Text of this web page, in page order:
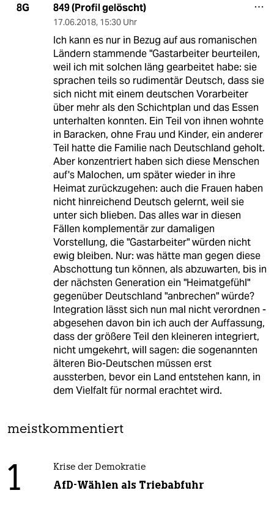
8G 849 (Profil gelöscht)
17.06.2018, 15:30 Uhr
Ich kann es nur in Bezug auf aus romanischen
Ländern stammende "Gastarbeiter beurteilen,
weil ich mit solchen läng gearbeitet habe: sie
sprachen teils so rudimentär Deutsch, dass sie
sich nicht mit einem deutschen Vorarbeiter
über mehr als den Schichtplan und das Essen
unterhalten konnten. Ein Teil von ihnen wohnte
in Baracken, ohne Frau und Kinder, ein anderer
Teil hatte die Familie nach Deutschland geholt.
Aber konzentriert haben sich diese Menschen
auf's Malochen, um später wieder in ihre
Heimat zurückzugehen: auch die Frauen haben
nicht hinreichend Deutsch gelernt, weil sie
unter sich blieben. Das alles war in diesen
Fällen komplementär zur damaligen
Vorstellung, die "Gastarbeiter" würden nicht
ewig bleiben. Nur: was hätte man gegen diese
Abschottung tun können, als abzuwarten, bis in
der nächsten Generation ein "Heimatgefühl"
gegenüber Deutschland "anbrechen" würde?
Integration lässt sich nun mal nicht verordnen -
abgesehen davon bin ich auch der Auffassung,
dass der größere Teil den kleineren integriert,
nicht umgekehrt, will sagen: die sogenannten
älteren Bio-Deutschen müssen erst
aussterben, bevor ein Land entstehen kann, in
dem Vielfalt für normal erachtet wird.
meistkommentiert
1 Krise der Demokratie
AfD-Wählen als Triebabfuhr